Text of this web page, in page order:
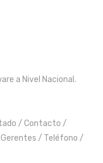
Zon
as
a Nivel Nacional.
/ Contacto /
Gerentes / Teléfono /